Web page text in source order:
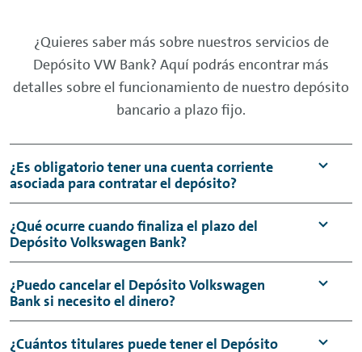
¿Quieres saber más sobre nuestros servicios de
Depósito VW Bank? Aquí podrás encontrar más
detalles sobre el funcionamiento de nuestro depósito
bancario a plazo fijo.
¿Es obligatorio tener una cuenta corriente
asociada para contratar el depósito?
Para abrir tu Depósito Volkswagen Bank,
tienes que ser titular de una Cuenta W. En
caso de que no tengas una, se gestionará la
apertura durante el proceso de contratación
de tu depósito bancario.
Si ya eres titular de una Cuenta W, podrás
¿Qué ocurre cuando finaliza el plazo del
Depósito Volkswagen Bank?
Cuando finalice el plazo del Depósito
bancario de Volkswagen Bank, recibirás, en tu
Cuenta W asociada, el importe depositado
¿Puedo cancelar el Depósito Volkswagen
Bank si necesito el dinero?
Con el Depósito Volkswagen Bank, tu dinero
¿Cuántos titulares puede tener el Depósito